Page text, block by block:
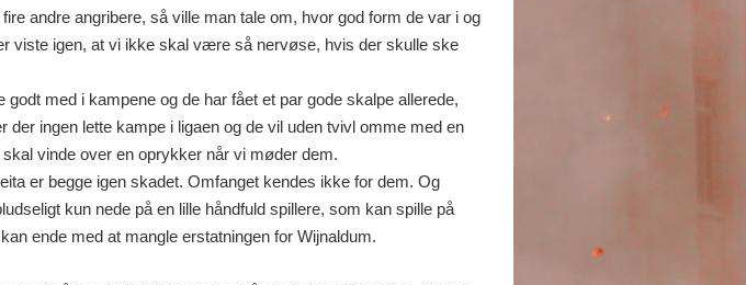
andre angribere, så ville man tale om, hvor god form de var i og
viste igen, at vi ikke skal være så nervøse, hvis der skulle ske
med i kampene og de har fået et par gode skalpe allerede,
ingen lette kampe i ligaen og de vil uden tvivl omme med en
vinde over en oprykker når vi møder dem.
er begge igen skadet. Omfanget kendes ikke for dem. Og
kun nede på en lille håndfuld spillere, som kan spille på
ende med at mangle erstatningen for Wijnaldum.